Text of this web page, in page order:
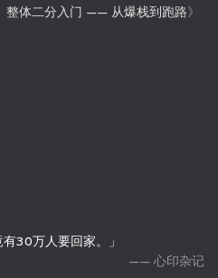
整体二分入门 —— 从爆栈到跑路》
30万人要回家。」
—— 心印杂记